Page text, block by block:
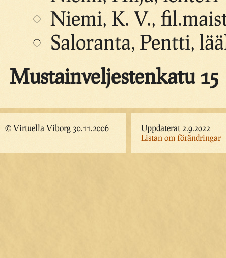
Niemi, K. V.,
Saloranta, Pentti,
Mustainveljestenkatu 15
© Virtuella Viborg 30.11.2006
Uppdaterat 2.9.2022
Listan om förändringar